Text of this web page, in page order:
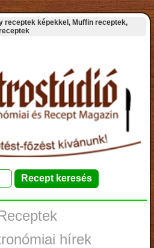
receptek képekkel, Muffin receptek,
hírek